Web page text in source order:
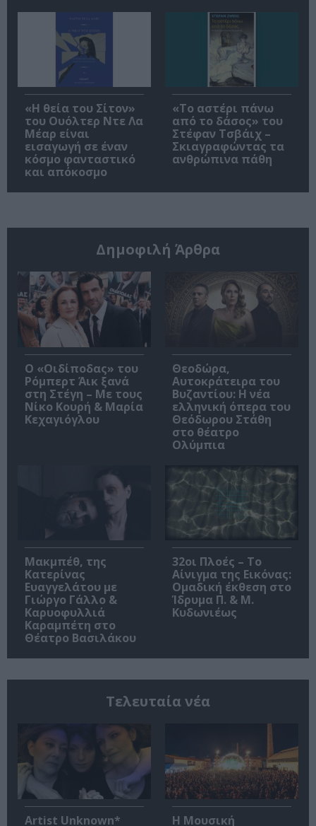
«Η θεία του Σίτον»
του Ουόλτερ Ντε Λα
Μέαρ είναι
εισαγωγή σε έναν
κόσμο φανταστικό
και απόκοσμο
«Το αστέρι πάνω
από το δάσος» του
Στέφαν Τσβάιχ –
Σκιαγραφώντας τα
ανθρώπινα πάθη
Δημοφιλή Άρθρα
O «Οιδίποδας» του
Ρόμπερτ Άικ ξανά
στη Στέγη – Με τους
Νίκο Κουρή & Μαρία
Κεχαγιόγλου
Θεοδώρα,
Αυτοκράτειρα του
Βυζαντίου: Η νέα
ελληνική όπερα του
Θεόδωρου Στάθη
στο θέατρο
Ολύμπια
Μακμπέθ, της
Κατερίνας
Ευαγγελάτου με
Γιώργο Γάλλο &
Καρυοφυλλιά
Καραμπέτη στο
Θέατρο Βασιλάκου
32οι Πλοές – Το
Αίνιγμα της Εικόνας:
Ομαδική έκθεση στο
Ίδρυμα Π. & Μ.
Κυδωνιέως
Τελευταία νέα
Artist Unknown*
Η Μουσική